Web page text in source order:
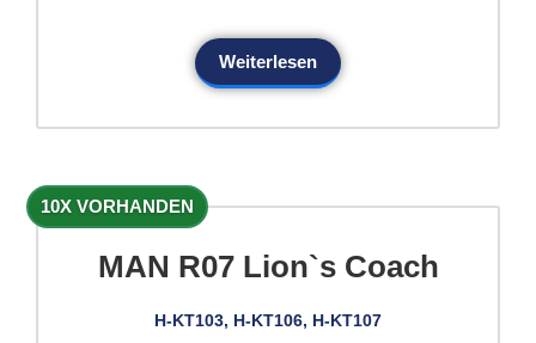
Weiterlesen
10X VORHANDEN
MAN R07 Lion`s Coach
H-KT103, H-KT106, H-KT107